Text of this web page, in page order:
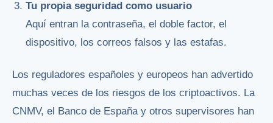
Tu propia seguridad como usuario
Aquí entran la contraseña, el doble factor, el
dispositivo, los correos falsos y las estafas.
Los reguladores españoles y europeos han advertido
muchas veces de los riesgos de los criptoactivos. La
CNMV, el Banco de España y otros supervisores han